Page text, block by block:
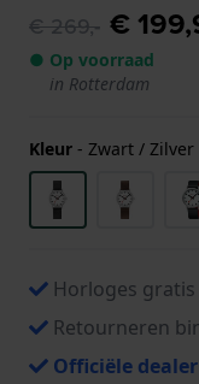
€ 269,- €
● Op voorraad
in Rotterdam
Kleur - Zwart / Zilver
Horloges
Retourneren
Officiële dealer